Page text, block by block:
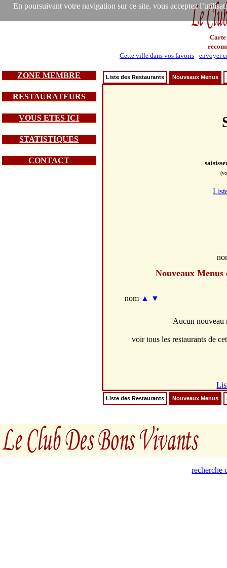
En poursuivant votre navigation sur ce site, vous acceptez
Carte
Cette ville dans vos favoris - envoyer
ZONE MEMBRE
RESTAURATEURS
VOUS ETES ICI
STATISTIQUES
CONTACT
Liste des Restaurants Nouveaux Menus
Nouveaux Menus
nom ▲ ▼
Aucun nouveau
voir tous les restaurants de
Liste des Restaurants Nouveaux Menus
recherche